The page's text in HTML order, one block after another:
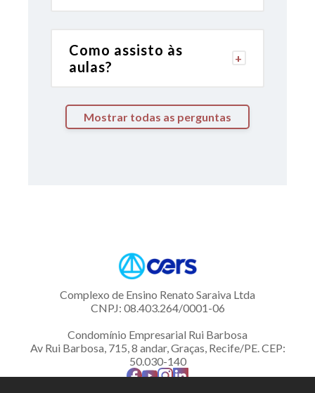
Como assisto às
aulas?
Mostrar todas as perguntas
Complexo de Ensino Renato Saraiva Ltda
CNPJ: 08.403.264/0001-06
Condomínio Empresarial Rui Barbosa
Av Rui Barbosa, 715, 8 andar, Graças, Recife/PE. CEP:
50.030-140